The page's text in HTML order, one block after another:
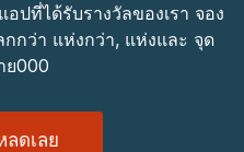
ปที่ได้รับรางวัลของเรา จอง
กว่า แห่งกว่า, แห่งและ จุด
ย000
ดเลย